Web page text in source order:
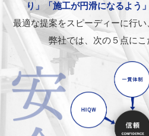
り」「施工が円滑になるよう」
最適な提案をスピーディーに行
弊社では、次の５点に